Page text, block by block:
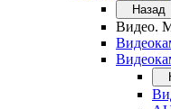
Назад
Видео.